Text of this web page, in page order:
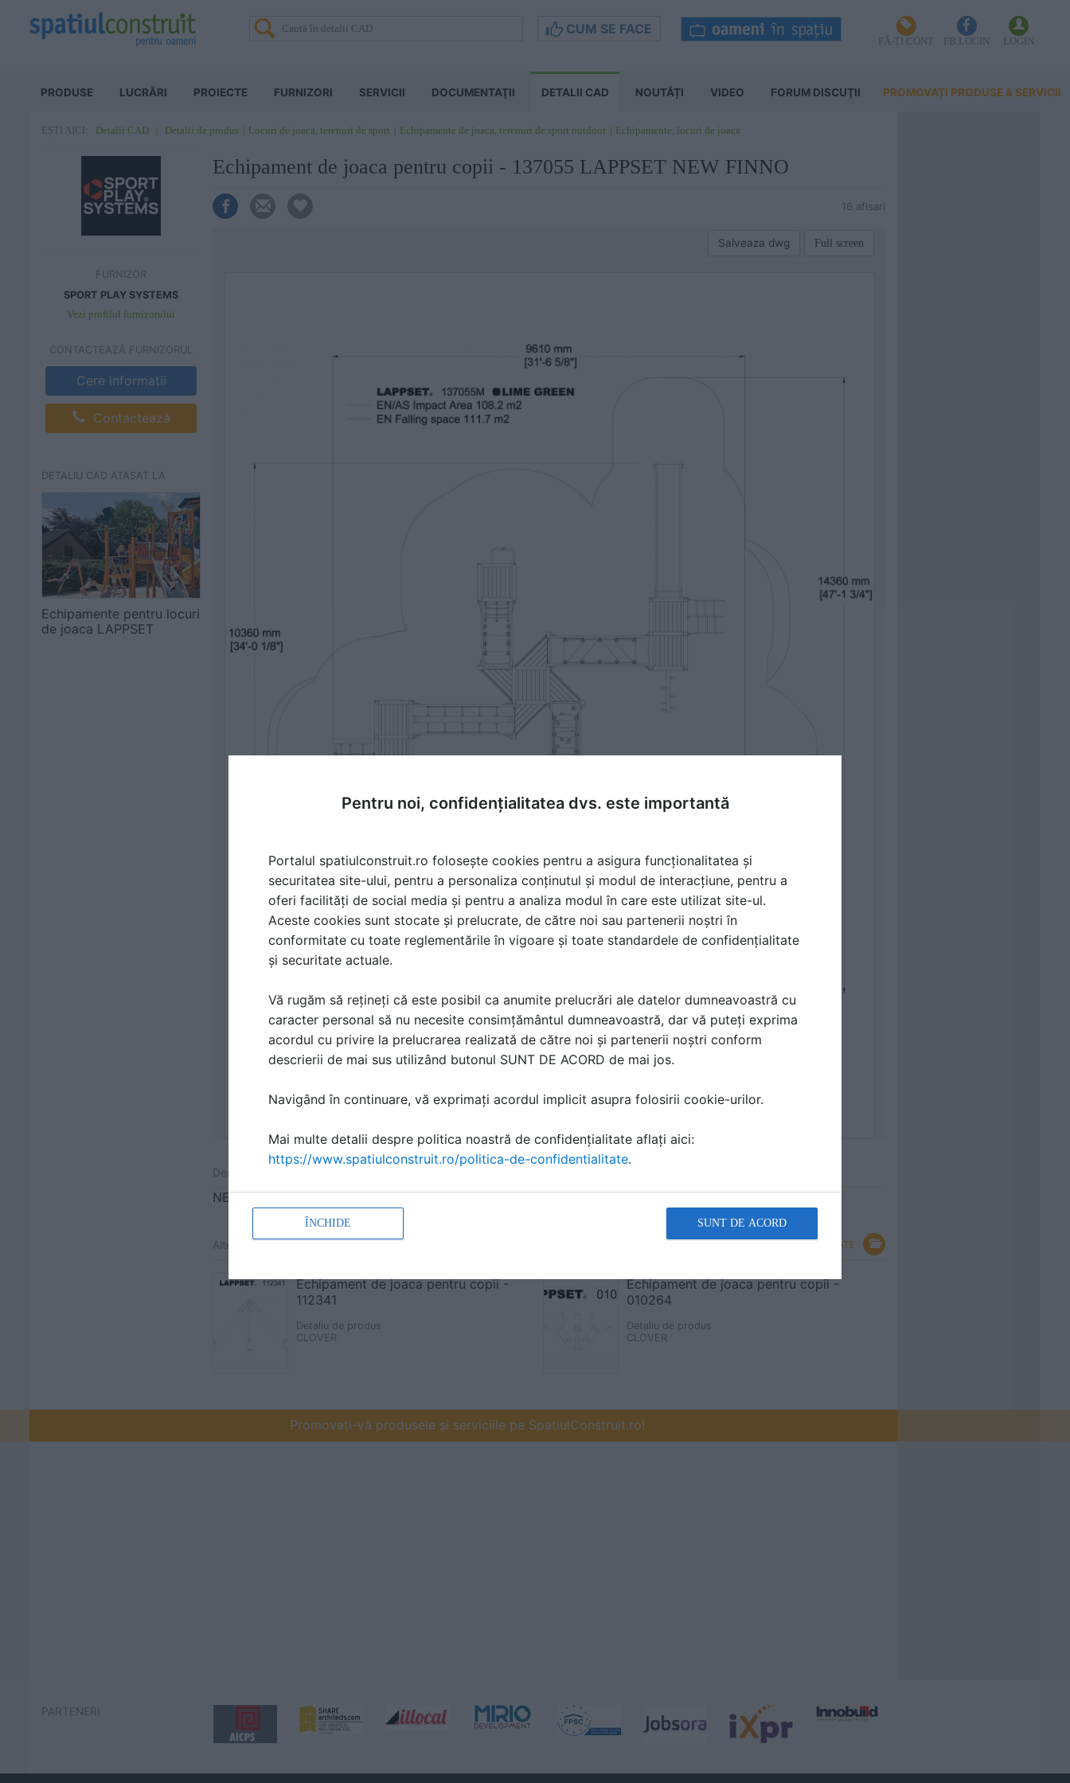
CUM SE FACE
FĂ-ȚI CONT FB LOGIN LOGIN
PRODUSE LUCRĂRI PROIECTE FURNIZORI SERVICII DOCUMENTAŢII DETALII CAD NOUTĂȚI VIDEO FORUM DISCUŢII PROMOVAȚI PRODUSE & SERVICII
EȘTI AICI: Detalii CAD Detalii de produs Locuri de joaca, terenuri de sport Echipamente de joaca, terenuri de sport outdoor Echipamente, locuri de joaca
FURNIZOR
SPORT PLAY SYSTEMS
Vezi profilul furnizorului
CONTACTEAZĂ FURNIZORUL
Cere informatii
Contactează
DETALIU CAD ATASAT LA
Echipamente pentru locuri
de joaca LAPPSET
Echipament de joaca pentru copii - 137055 LAPPSET NEW FINNO
16 afisari
Salveaza dwg Full screen
Denumiri comerciale
NEW FINNO
Alte detalii cad de la gamă VEZI TOATE
Echipament de joaca pentru copii -
112341
Detaliu de produs
CLOVER
Echipament de joaca pentru copii -
010264
Detaliu de produs
CLOVER
Promovați-vă produsele și serviciile pe SpatiulConstruit.ro!
PARTENERI
Pentru noi, confidențialitatea dvs. este importantă
Portalul spatiulconstruit.ro folosește cookies pentru a asigura funcționalitatea și
securitatea site-ului, pentru a personaliza conținutul și modul de interacțiune, pentru a
oferi facilități de social media și pentru a analiza modul în care este utilizat site-ul.
Aceste cookies sunt stocate și prelucrate, de către noi sau partenerii noștri în
conformitate cu toate reglementările în vigoare și toate standardele de confidențialitate
și securitate actuale.
Vă rugăm să rețineți că este posibil ca anumite prelucrări ale datelor dumneavoastră cu
caracter personal să nu necesite consimțământul dumneavoastră, dar vă puteți exprima
acordul cu privire la prelucrarea realizată de către noi și partenerii noștri conform
descrierii de mai sus utilizând butonul SUNT DE ACORD de mai jos.
Navigând în continuare, vă exprimați acordul implicit asupra folosirii cookie-urilor.
Mai multe detalii despre politica noastră de confidențialitate aflați aici:
https://www.spatiulconstruit.ro/politica-de-confidentialitate.
ÎNCHIDE SUNT DE ACORD